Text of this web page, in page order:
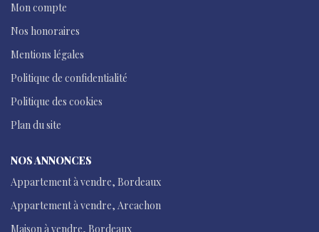
Mon compte
Nos honoraires
Mentions légales
Politique de confidentialité
Politique des cookies
Plan du site
NOS ANNONCES
Appartement à vendre, Bordeaux
Appartement à vendre, Arcachon
Maison à vendre, Bordeaux